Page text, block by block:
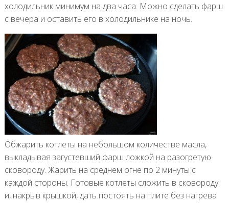
холодильник минимум на два часа. Можно сделать фарш
с вечера и оставить его в холодильнике на ночь.
Обжарить котлеты на небольшом количестве масла,
выкладывая загустевший фарш ложкой на разогретую
сковороду. Жарить на среднем огне по 2 минуты с
каждой стороны. Готовые котлеты сложить в сковороду
и, накрыв крышкой, дать постоять на плите без нагрева